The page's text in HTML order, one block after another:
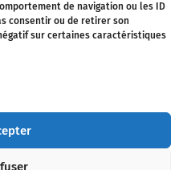
de navigation ou les ID
consentir ou de retirer son
sur certaines caractéristiques